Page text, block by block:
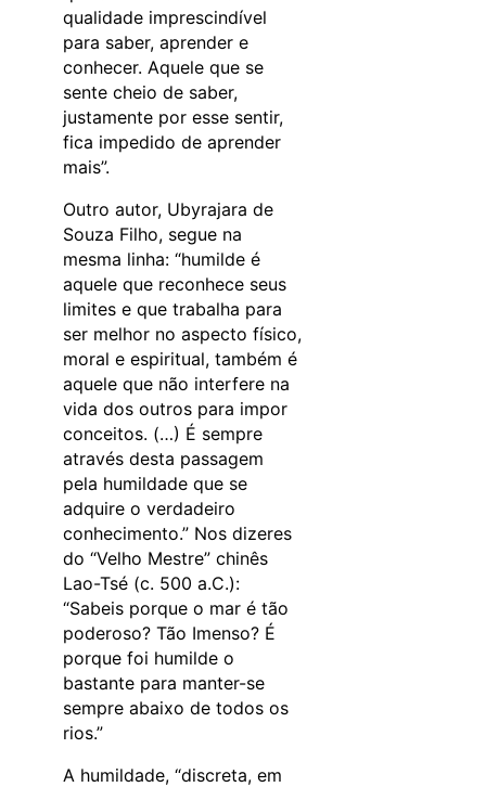
qualidade imprescindível
para saber, aprender e
conhecer. Aquele que se
sente cheio de saber,
justamente por esse sentir,
fica impedido de aprender
mais”.
Outro autor, Ubyrajara de
Souza Filho, segue na
mesma linha: “humilde é
aquele que reconhece seus
limites e que trabalha para
ser melhor no aspecto físico,
moral e espiritual, também é
aquele que não interfere na
vida dos outros para impor
conceitos. (…) É sempre
através desta passagem
pela humildade que se
adquire o verdadeiro
conhecimento.” Nos dizeres
do “Velho Mestre” chinês
Lao-Tsé (c. 500 a.C.):
“Sabeis porque o mar é tão
poderoso? Tão Imenso? É
porque foi humilde o
bastante para manter-se
sempre abaixo de todos os
rios.”
A humildade, “discreta, em